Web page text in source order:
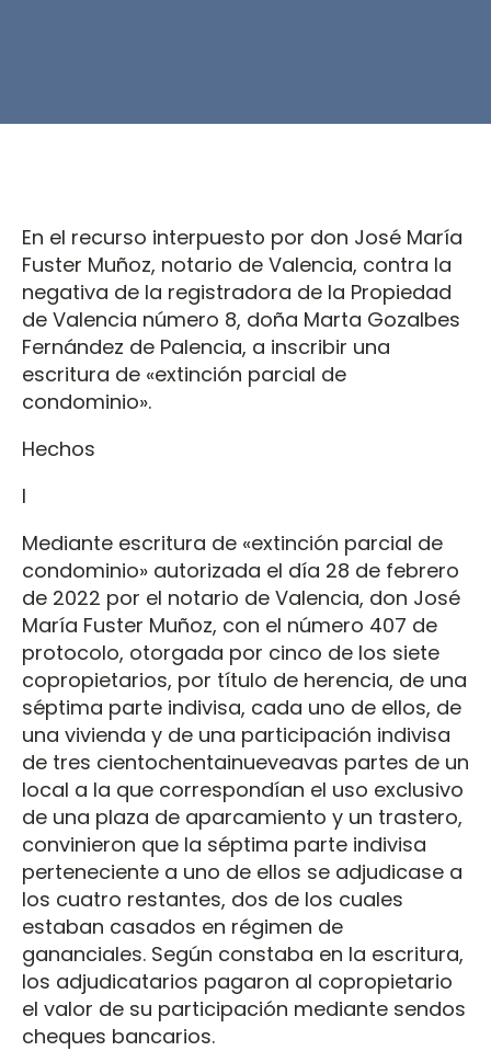
En el recurso interpuesto por don José María
Fuster Muñoz, notario de Valencia, contra la
negativa de la registradora de la Propiedad
de Valencia número 8, doña Marta Gozalbes
Fernández de Palencia, a inscribir una
escritura de «extinción parcial de
condominio».
Hechos
I
Mediante escritura de «extinción parcial de
condominio» autorizada el día 28 de febrero
de 2022 por el notario de Valencia, don José
María Fuster Muñoz, con el número 407 de
protocolo, otorgada por cinco de los siete
copropietarios, por título de herencia, de una
séptima parte indivisa, cada uno de ellos, de
una vivienda y de una participación indivisa
de tres cientochentainueveavas partes de un
local a la que correspondían el uso exclusivo
de una plaza de aparcamiento y un trastero,
convinieron que la séptima parte indivisa
perteneciente a uno de ellos se adjudicase a
los cuatro restantes, dos de los cuales
estaban casados en régimen de
gananciales. Según constaba en la escritura,
los adjudicatarios pagaron al copropietario
el valor de su participación mediante sendos
cheques bancarios.